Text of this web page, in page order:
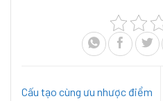
Cấu tạo cùng ưu nhược điểm